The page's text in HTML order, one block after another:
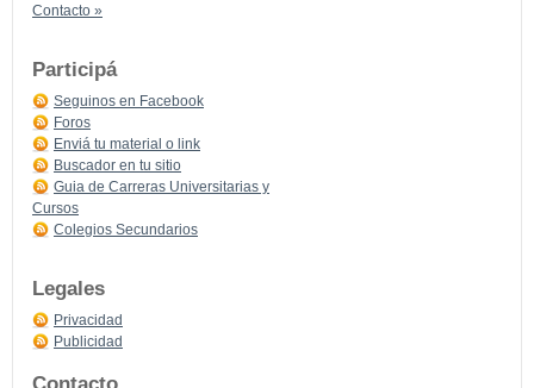
Contacto »
Participá
Seguinos en Facebook
Foros
Enviá tu material o link
Buscador en tu sitio
Guia de Carreras Universitarias y
Cursos
Colegios Secundarios
Legales
Privacidad
Publicidad
Contacto